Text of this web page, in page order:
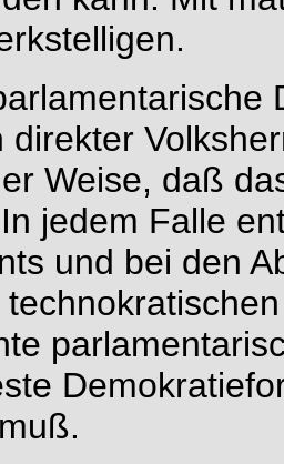
direkter
Weise, daß
jedem Falle
und bei den